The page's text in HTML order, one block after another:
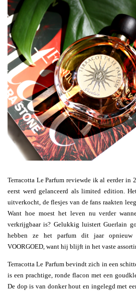
Terracotta Le Parfum reviewde ik al eerder in
eerst werd gelanceerd als limited edition.
uitverkocht, de flesjes van de fans raakten
Want hoe moest het leven nu verder
verkrijgbaar is? Gelukkig luistert Guerlain
hebben ze het parfum dit jaar opnieuw
VOORGOED, want hij blijft in het vaste
Terracotta Le Parfum bevindt zich in een
is een prachtige, ronde flacon met een
De dop is van donker hout en ingelegd met